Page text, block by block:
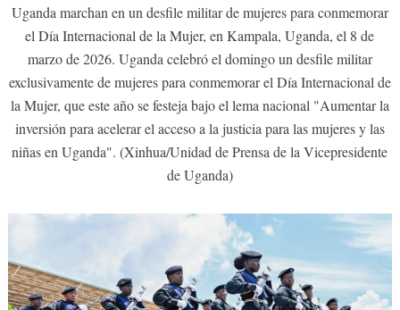
Uganda marchan en un desfile militar de mujeres para conmemorar
el Día Internacional de la Mujer, en Kampala, Uganda, el 8 de
marzo de 2026. Uganda celebró el domingo un desfile militar
exclusivamente de mujeres para conmemorar el Día Internacional de
la Mujer, que este año se festeja bajo el lema nacional "Aumentar la
inversión para acelerar el acceso a la justicia para las mujeres y las
niñas en Uganda". (Xinhua/Unidad de Prensa de la Vicepresidente
de Uganda)